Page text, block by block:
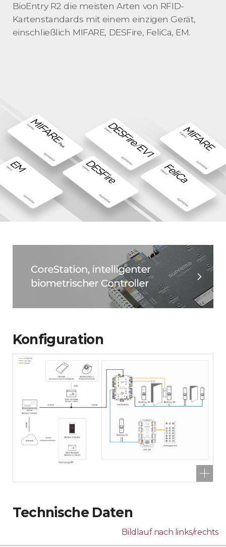
BioEntry R2 die meisten Arten von RFID-
Kartenstandards mit einem einzigen Gerät,
einschließlich MIFARE, DESFire, FeliCa, EM.
Konfiguration
Technische Daten
Bildlauf nach links/rechts